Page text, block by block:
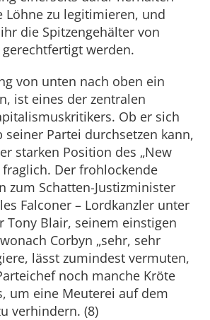
Löhne zu legitimieren, und
die Spitzengehälter von
werden.
von unten nach oben ein
ist eines der zentralen
Ob er sich
Partei durchsetzen kann,
starken Position des „New
fraglich. Der frohlockende
zum Schatten-Justizminister
Falconer – Lordkanzler unter
Tony Blair, seinem einstigen
Corbyn „sehr, sehr
lässt zumindest vermuten,
noch manche Kröte
um eine Meuterei auf dem
verhindern. (8)